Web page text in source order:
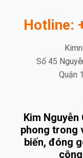
Hotline:
Số 45
Quận
Kim
phong trong
biến, đóng